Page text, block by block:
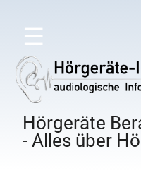
☰
Hörgeräte
- Alles über